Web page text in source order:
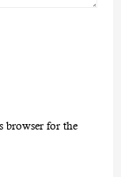
browser for the